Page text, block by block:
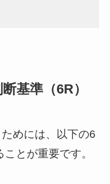
基準（6R）
めには、以下の6
とが重要です。